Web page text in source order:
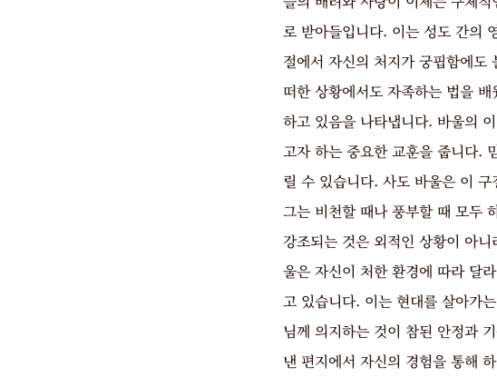
로 받아들입니다. 이는 성도 간의
절에서 자신의 처지가 궁핍함에도
떠한 상황에서도 자족하는 법을
하고 있음을 나타냅니다. 바울의
고자 하는 중요한 교훈을 줍니다.
릴 수 있습니다. 사도 바울은 이
그는 비천할 때나 풍부할 때 모두
강조되는 것은 외적인 상황이 아
울은 자신이 처한 환경에 따라 달
고 있습니다. 이는 현대를 살아가
님께 의지하는 것이 참된 안정과
낸 편지에서 자신의 경험을 통해